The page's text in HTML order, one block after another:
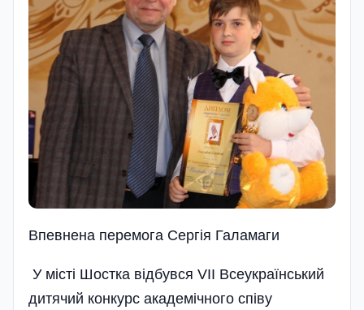
Впевнена перемога Сергія Галамаги
У місті Шостка відбувся VІІ Всеукраїнський
дитячий конкурс академічного співу